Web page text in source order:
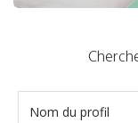
Nom du profil